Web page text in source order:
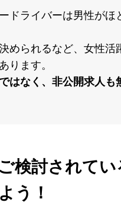
ドライバーは男性がほ
められるなど、⼥性活
ります。
はなく、⾮公開求⼈も
検討されてい
う！